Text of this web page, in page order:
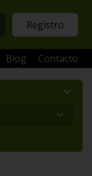
Registro
Blog Contacto